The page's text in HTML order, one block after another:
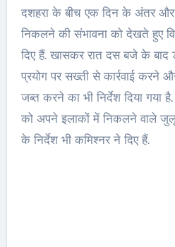
दशहरा के बीच एक दिन के अंतर और
निकलने की संभावना को देखते हुए
दिए हैं. खासकर रात दस बजे के
प्रयोग पर सख्ती से कार्रवाई करने
जब्त करने का भी निर्देश दिया
को अपने इलाकों में निकलने वाले
के निर्देश भी कमिश्नर ने दिए हैं.